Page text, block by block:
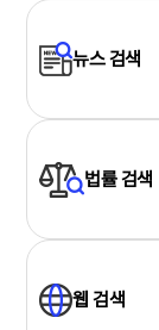
뉴스 검색
법률 검색
웹 검색